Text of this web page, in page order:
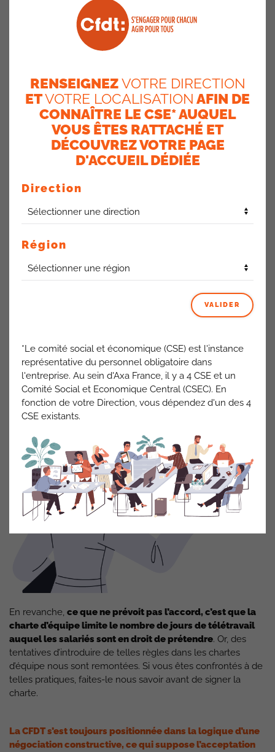
S’agissant d’un accord, et donc d’un texte contractuel,
il devient la loi des parties qui doit être respectée
l’ensemble des signataires.
d’équipes dans les services pour une meilleure organisation
Il est notamment prévu quele manager réunisse ses
équipes en présentiel au moins une fois par semaine, ce
imposer unilatéralement ou par la
Pour le second jour travaillé sur site, l’accord signé est moins
affirmatif, ce qui laisse davantage de place à une
planification au choix du salarié, sans pour autant exclure
que le manager puisse l’imposer.
En revanche, ce que ne prévoit pas l’accord, c’est que la
charte d’équipe limite le nombre de jours de télétravail
auquel les salariés sont en droit de prétendre. Or, des
tentatives d’introduire de telles règles dans les chartes
d’équipe nous sont remontées. Si vous êtes confrontés à de
telles pratiques, faites-le nous savoir avant de signer la
charte.
La CFDT s’est toujours positionnée dans la logique d’une
négociation constructive, ce qui suppose l’acceptation
RENSEIGNEZVOTRE DIRECTION
ETVOTRE LOCALISATION AFIN DE
CONNAÎTRE LE CSE* AUQUEL
VOUS ÊTES RATTACHÉ ET
DÉCOUVREZ VOTRE PAGE
D'ACCUEIL DÉDIÉE
Direction
Région
VALIDER
*Le comité social et économique (CSE) est l'instance
représentative du personnel obligatoire dans
l'entreprise. Au sein d'Axa France, il y a 4 CSE et un
Comité Social et Economique Central (CSEC). En
fonction de votre Direction, vous dépendez d'un des 4
CSE existants.